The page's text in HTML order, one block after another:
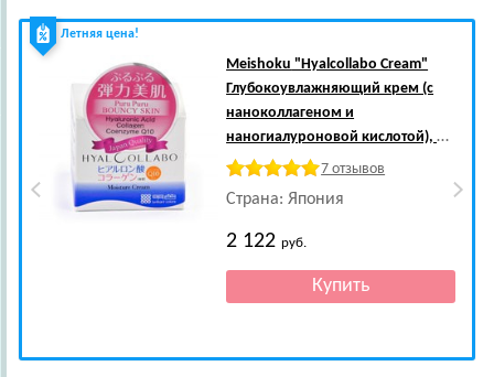
Летняя цена!
Meishoku "Hyalcollabo Cream"
Глубокоувлажняющий крем (с
наноколлагеном и
наногиалуроновой кислотой), 48
гр.
7 отзывов
Страна: Япония
2 122руб.